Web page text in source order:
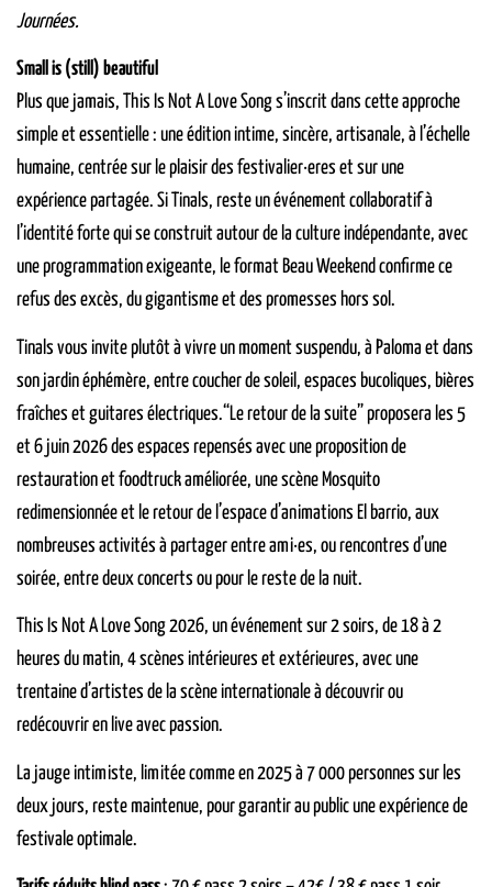
Journées.
Small is (still) beautiful
Plus que jamais, This Is Not A Love Song s’inscrit dans cette approche
simple et essentielle : une édition intime, sincère, artisanale, à l’échelle
humaine, centrée sur le plaisir des festivalier·eres et sur une
expérience partagée. Si Tinals, reste un événement collaboratif à
l’identité forte qui se construit autour de la culture indépendante, avec
une programmation exigeante, le format Beau Weekend confirme ce
refus des excès, du gigantisme et des promesses hors sol.
Tinals vous invite plutôt à vivre un moment suspendu, à Paloma et dans
son jardin éphémère, entre coucher de soleil, espaces bucoliques, bières
fraîches et guitares électriques.“Le retour de la suite” proposera les 5
et 6 juin 2026 des espaces repensés avec une proposition de
restauration et foodtruck améliorée, une scène Mosquito
redimensionnée et le retour de l’espace d’animations El barrio, aux
nombreuses activités à partager entre ami·es, ou rencontres d’une
soirée, entre deux concerts ou pour le reste de la nuit.
This Is Not A Love Song 2026, un événement sur 2 soirs, de 18 à 2
heures du matin, 4 scènes intérieures et extérieures, avec une
trentaine d’artistes de la scène internationale à découvrir ou
redécouvrir en live avec passion.
La jauge intimiste, limitée comme en 2025 à 7 000 personnes sur les
deux jours, reste maintenue, pour garantir au public une expérience de
festivale optimale.